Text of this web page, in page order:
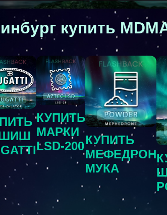
купить
КУПИТЬ
МАРКИ
LSD-200КУПИТЬ
МЕФЕДРОН
МУКА